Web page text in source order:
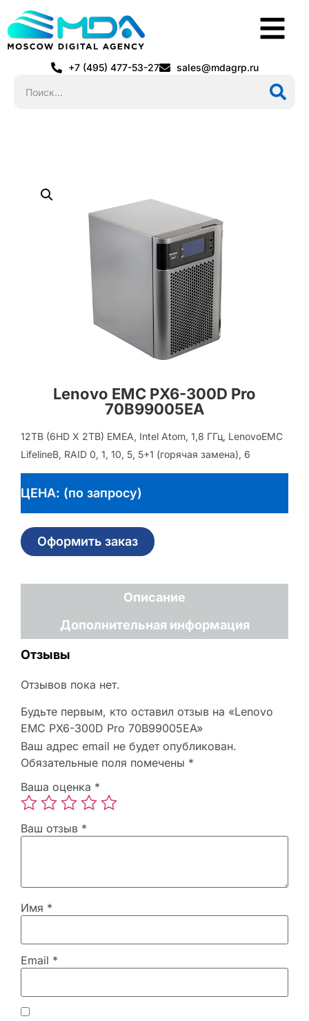
+7 (495) 477-53-27 sales@mdagrp.ru
Lenovo EMC PX6-300D Pro
70B99005EA
12TB (6HD X 2TB) EMEA, Intel Atom, 1,8 ГГц, LenovoEMC
LifelineВ, RAID 0, 1, 10, 5, 5+1 (горячая замена), 6
ЦЕНА: (по запросу)
Оформить заказ
Описание
Дополнительная информация
Отзывы
Отзывов пока нет.
Будьте первым, кто оставил отзыв на «Lenovo
EMC PX6-300D Pro 70B99005EA»
Ваш адрес email не будет опубликован.
Обязательные поля помечены *
Ваша оценка *
Ваш отзыв *
Имя *
Email *